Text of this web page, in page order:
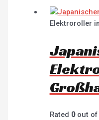
Elektroroller
Rated 0out of